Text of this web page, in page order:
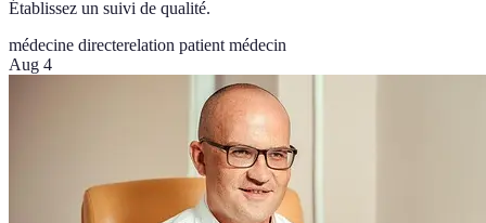
Établissez un suivi de qualité.
médecine directerelation patient médecin
Aug 4